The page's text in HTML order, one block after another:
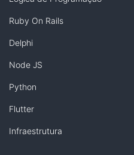
Ruby On Rails
Delphi
Node JS
Python
Flutter
Infraestrutura